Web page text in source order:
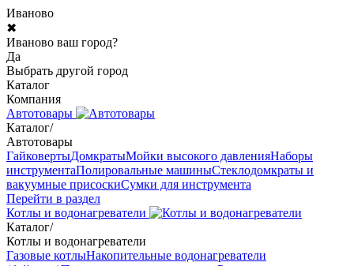
Иваново
✖
Иваново ваш город?
Да
Выбрать другой город
Каталог
Компания
Автотовары
Каталог/
Автотовары
ГайковертыДомкратыМойки высокого давленияНаборы
инструментаПолировальные машиныСтеклодомкраты и
вакуумные присоскиСумки для инструмента
Перейти в раздел
Котлы и водонагреватели
Каталог/
Котлы и водонагреватели
Газовые котлыНакопительные водонагреватели